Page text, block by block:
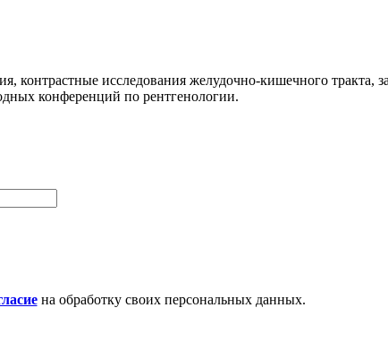
контрастные исследования желудочно-кишечного тракта,
конференций по рентгенологии.
на обработку своих персональных данных.